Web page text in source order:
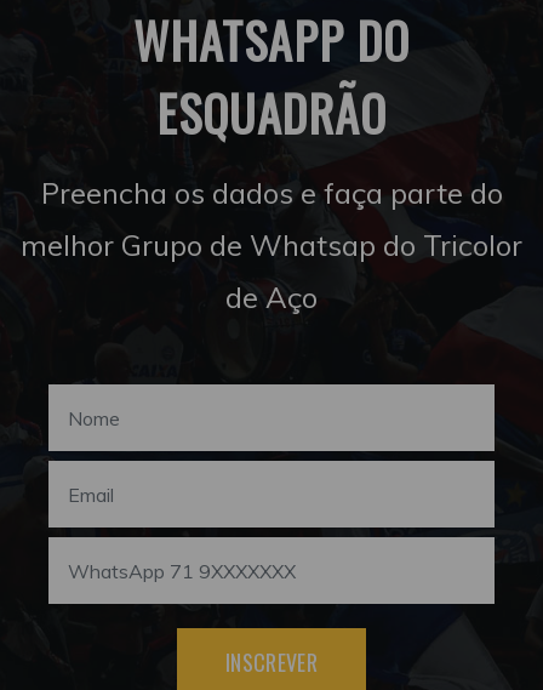
WHATSAPP DO
ESQUADRÃO
Preencha os dados e faça parte do
melhor Grupo de Whatsap do Tricolor
de Aço
INSCREVER